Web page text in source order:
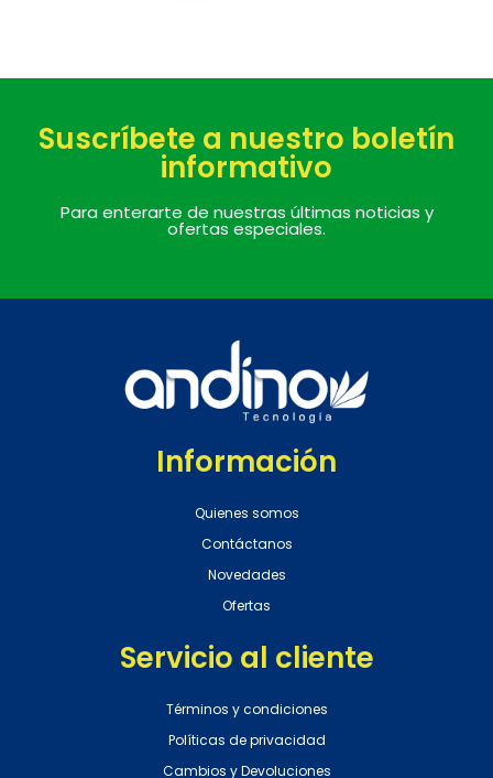
Suscríbete a nuestro boletín
informativo
Para enterarte de nuestras últimas noticias y
ofertas especiales.
Información
Quienes somos
Contáctanos
Novedades
Ofertas
Servicio al cliente
Términos y condiciones
Políticas de privacidad
Cambios y Devoluciones